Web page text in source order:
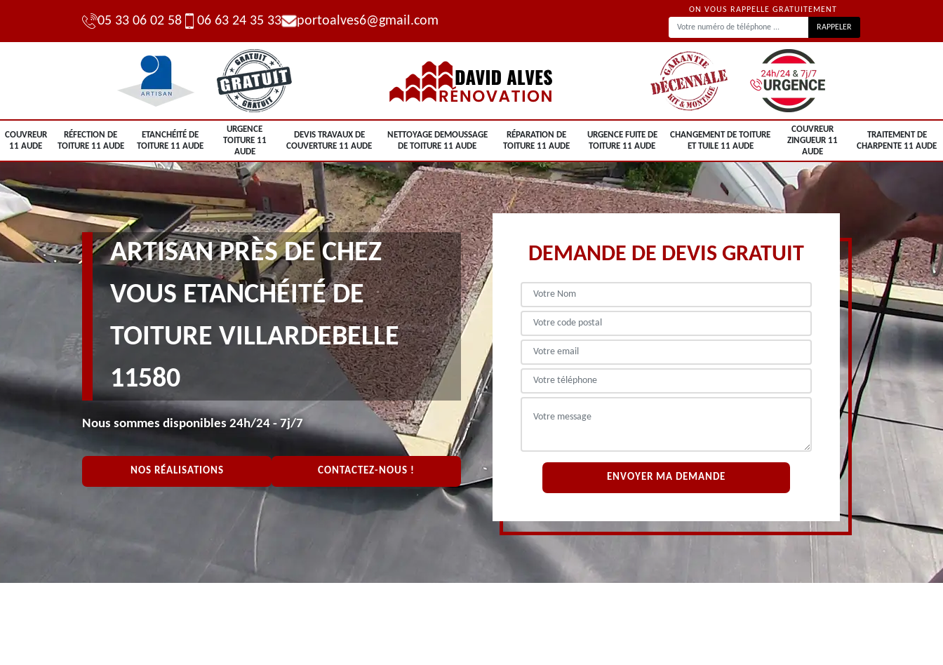
05 33 06 02 58 06 63 24 35 33 portoalves6@gmail.com
ON VOUS RAPPELLE GRATUITEMENT
COUVREUR
11 AUDE
RÉFECTION DE
TOITURE 11 AUDE
ETANCHÉITÉ DE
TOITURE 11 AUDE
URGENCE
TOITURE 11
AUDE
DEVIS TRAVAUX DE
COUVERTURE 11 AUDE
NETTOYAGE DEMOUSSAGE
DE TOITURE 11 AUDE
RÉPARATION DE
TOITURE 11 AUDE
URGENCE FUITE DE
TOITURE 11 AUDE
CHANGEMENT DE TOITURE
ET TUILE 11 AUDE
COUVREUR
ZINGUEUR 11
AUDE
TRAITEMENT DE
CHARPENTE 11 AUDE
ARTISAN PRÈS DE CHEZ
VOUS ETANCHÉITÉ DE
TOITURE VILLARDEBELLE
11580
Nous sommes disponibles 24h/24 - 7j/7
NOS RÉALISATIONS CONTACTEZ-NOUS !
DEMANDE DE DEVIS GRATUIT